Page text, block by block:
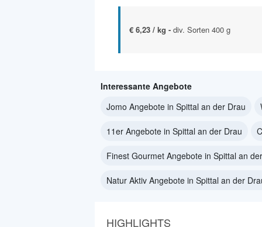
€ 6,23 / kg - div. Sorten 400 g
Interessante Angebote
Jomo Angebote in Spittal an der Drau
11er Angebote in Spittal an der Drau
Finest Gourmet Angebote in Spittal an
Natur Aktiv Angebote in Spittal an der
HIGHLIGHTS